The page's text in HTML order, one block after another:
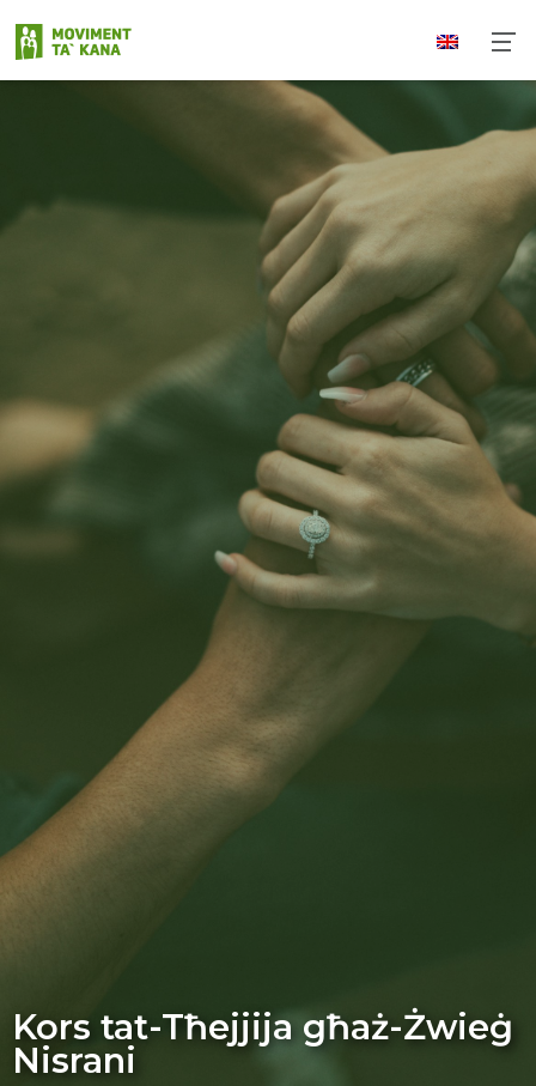
Kors tat-Tħejjija għaż-Żwieġ
Nisrani